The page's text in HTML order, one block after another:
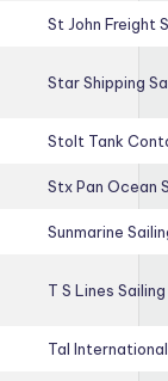
St John Freight
Star Shipping
Stolt Tank
Stx Pan Ocean
Sunmarine
T S Lines
Tal